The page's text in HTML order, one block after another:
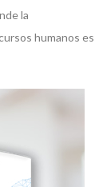
la
humanos es